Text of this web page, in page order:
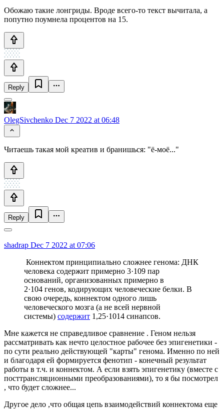
Обожаю такие лонгриды. Вроде всего-то текст вычитала, а
попутно поумнела процентов на 15.
Reply
OlegSivchenko Dec 7 2022 at 06:48
Читаешь такая мой креатив и бранишься: "ё-моё..."
Reply
shadrap Dec 7 2022 at 07:06
Коннектом принципиально сложнее генома: ДНК
человека содержит примерно 3·109 пар
оснований, организованных примерно в
2·104 генов, кодирующих человеческие белки. В
свою очередь, коннектом одного лишь
человеческого мозга (а не всей нервной
системы) содержит 1,25·1014 синапсов.
Мне кажется не справедливое сравнение . Геном нельзя
рассматривать как нечто целостное рабочее без эпигенетики -
по сути реально действующей "карты" генома. Именно по ней
и благодаря ей формируется фенотип - конечный результат
работы в т.ч. и коннектом. А если взять эпигенетику (вместе с
посттрансляционными преобразованиями), то я бы посмотрел
, что будет сложнее...
Другое дело ,что общая цепь взаимодействий коннектома еще